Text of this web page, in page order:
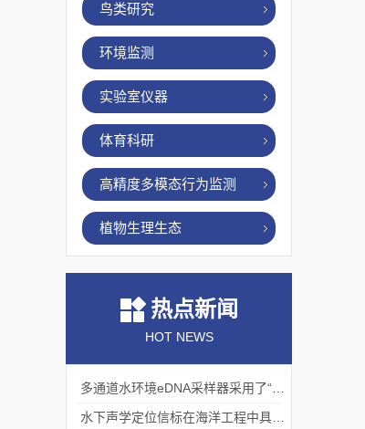
鸟类研究
环境监测
实验室仪器
体育科研
高精度多模态行为监测
植物生理生态
热点新闻
HOT NEWS